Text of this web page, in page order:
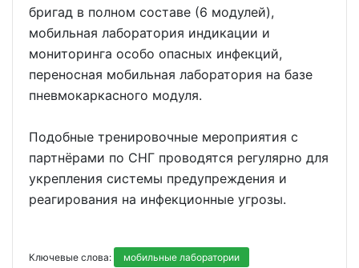
бригад в полном составе (6 модулей),
мобильная лаборатория индикации и
мониторинга особо опасных инфекций,
переносная мобильная лаборатория на базе
пневмокаркасного модуля.
Подобные тренировочные мероприятия с
партнёрами по СНГ проводятся регулярно для
укрепления системы предупреждения и
реагирования на инфекционные угрозы.
Ключевые слова: мобильные лаборатории